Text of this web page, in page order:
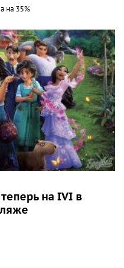
на 35%
на IVI в